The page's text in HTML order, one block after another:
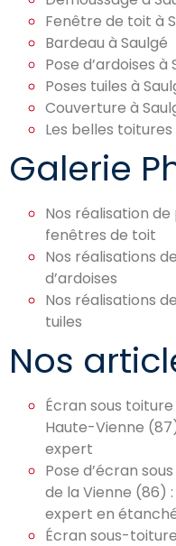
Fenêtre de toit à
Bardeau à Saulgé
Pose d’ardoises à
Poses tuiles à
Couverture à
Les belles toitures
Galerie
Nos réalisation
fenêtres de toit
Nos réalisations
d’ardoises
Nos réalisations
tuiles
Nos
Écran sous
Haute-Vienne
expert
Pose d’écran
de la Vienne (86)
expert en
Écran sous-